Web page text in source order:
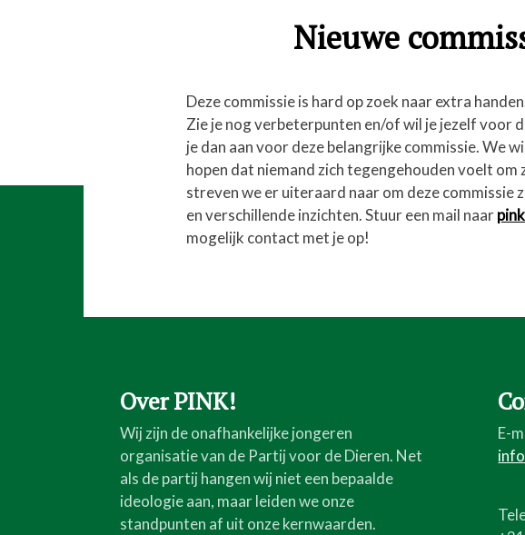
Nieuwe
Deze commissie is hard op zoek naar extra
Zie je nog verbeterpunten en/of wil je jezelf voor
je dan aan voor deze belangrijke commissie. We
hopen dat niemand zich tegengehouden voelt
streven we er uiteraard naar om deze
en verschillende inzichten. Stuur een mail naar
mogelijk contact met je op!
Over PINK!
Wij zijn de onafhankelijke jongeren
organisatie van de Partij voor de Dieren. Net
als de partij hangen wij niet een bepaalde
ideologie aan, maar leiden we onze
standpunten af uit onze kernwaarden.
E-